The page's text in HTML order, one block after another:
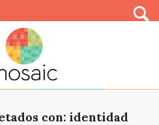
con: identidad